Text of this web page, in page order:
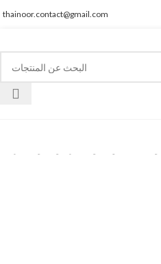
thainoor.contact@gmail.com